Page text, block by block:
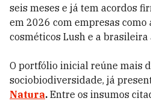
seis meses e já tem acordos
em 2026 com empresas como
cosméticos Lush e a
O portfólio inicial reúne mais
sociobiodiversidade, já
Natura. Entre os insumos